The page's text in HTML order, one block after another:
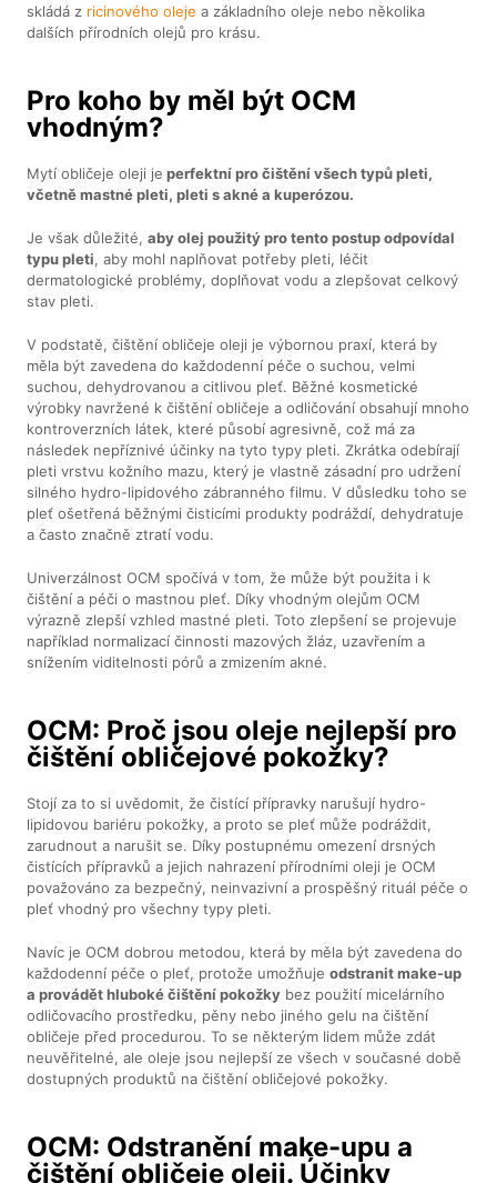
skládá z ricinového oleje a základního oleje nebo několika
dalších přírodních olejů pro krásu.
Pro koho by měl být OCM
vhodným?
Mytí obličeje oleji je perfektní pro čištění všech typů pleti,
včetně mastné pleti, pleti s akné a kuperózou.
Je však důležité,aby olej použitý pro tento postup odpovídal
typu pleti, aby mohl naplňovat potřeby pleti, léčit
dermatologické problémy, doplňovat vodu a zlepšovat celkový
stav pleti.
V podstatě, čištění obličeje oleji je výbornou praxí, která by
měla být zavedena do každodenní péče o suchou, velmi
suchou, dehydrovanou a citlivou pleť. Běžné kosmetické
výrobky navržené k čištění obličeje a odličování obsahují mnoho
kontroverzních látek, které působí agresivně, což má za
následek nepříznivé účinky na tyto typy pleti. Zkrátka odebírají
pleti vrstvu kožního mazu, který je vlastně zásadní pro udržení
silného hydro-lipidového zábranného filmu. V důsledku toho se
pleť ošetřená běžnými čisticími produkty podráždí, dehydratuje
a často značně ztratí vodu.
Univerzálnost OCM spočívá v tom, že může být použita i k
čištění a péči o mastnou pleť. Díky vhodným olejům OCM
výrazně zlepší vzhled mastné pleti. Toto zlepšení se projevuje
například normalizací činnosti mazových žláz, uzavřením a
snížením viditelnosti pórů a zmizením akné.
OCM: Proč jsou oleje nejlepší pro
čištění obličejové pokožky?
Stojí za to si uvědomit, že čistící přípravky narušují hydro-
lipidovou bariéru pokožky, a proto se pleť může podráždit,
zarudnout a narušit se. Díky postupnému omezení drsných
čistících přípravků a jejich nahrazení přírodními oleji je OCM
považováno za bezpečný, neinvazivní a prospěšný rituál péče o
pleť vhodný pro všechny typy pleti.
Navíc je OCM dobrou metodou, která by měla být zavedena do
každodenní péče o pleť, protože umožňujeodstranit make-up
a provádět hluboké čištění pokožky bez použití micelárního
odličovacího prostředku, pěny nebo jiného gelu na čištění
obličeje před procedurou. To se některým lidem může zdát
neuvěřitelné, ale oleje jsou nejlepší ze všech v současné době
dostupných produktů na čištění obličejové pokožky.
OCM: Odstranění make-upu a
čištění obličeje oleji. Účinky